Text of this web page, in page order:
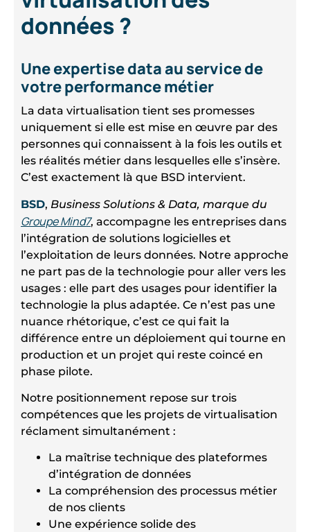
données ?
Une expertise data au service de
votre performance métier
La data virtualisation tient ses promesses
uniquement si elle est mise en œuvre par des
personnes qui connaissent à la fois les outils et
les réalités métier dans lesquelles elle s’insère.
C’est exactement là que BSD intervient.
BSD, Business Solutions & Data, marque du
Groupe Mind7, accompagne les entreprises dans
l’intégration de solutions logicielles et
l’exploitation de leurs données. Notre approche
ne part pas de la technologie pour aller vers les
usages : elle part des usages pour identifier la
technologie la plus adaptée. Ce n’est pas une
nuance rhétorique, c’est ce qui fait la
différence entre un déploiement qui tourne en
production et un projet qui reste coincé en
phase pilote.
Notre positionnement repose sur trois
compétences que les projets de virtualisation
réclament simultanément :
La maîtrise technique des plateformes
d’intégration de données
La compréhension des processus métier
de nos clients
Une expérience solide des